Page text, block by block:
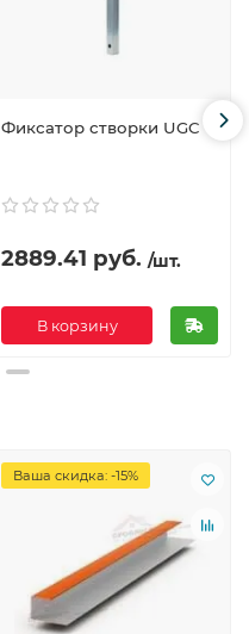
Фиксатор створки UGC
2889.41 руб. /шт.
В корзину
Ваша скидка: -15%